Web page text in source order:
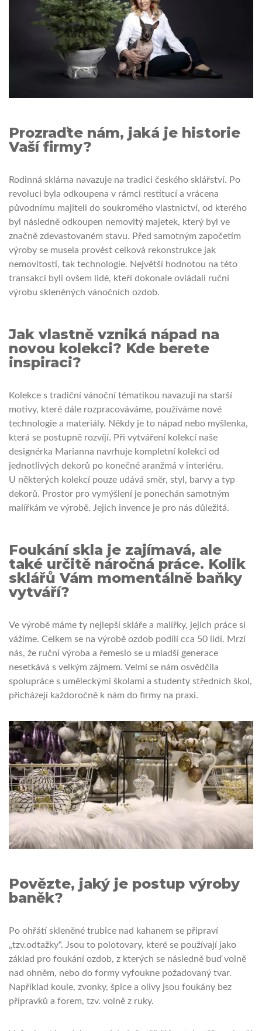
Prozraďte nám, jaká je historie
Vaší firmy?
Rodinná sklárna navazuje na tradici českého sklářství. Po
revoluci byla odkoupena v rámci restitucí a vrácena
původnímu majiteli do soukromého vlastnictví, od kterého
byl následně odkoupen nemovitý majetek, který byl ve
značně zdevastovaném stavu. Před samotným započetím
výroby se musela provést celková rekonstrukce jak
nemovitostí, tak technologie. Největší hodnotou na této
transakci byli ovšem lidé, kteří dokonale ovládali ruční
výrobu skleněných vánočních ozdob.
Jak vlastně vzniká nápad na
novou kolekci? Kde berete
inspiraci?
Kolekce s tradiční vánoční tématikou navazují na starší
motivy, které dále rozpracováváme, používáme nové
technologie a materiály. Někdy je to nápad nebo myšlenka,
která se postupně rozvíjí. Při vytváření kolekcí naše
designérka Marianna navrhuje kompletní kolekci od
jednotlivých dekorů po konečné aranžmá v interiéru.
U některých kolekcí pouze udává směr, styl, barvy a typ
dekorů. Prostor pro vymýšlení je ponechán samotným
malířkám ve výrobě. Jejich invence je pro nás důležitá.
Foukání skla je zajímavá, ale
také určitě náročná práce. Kolik
sklářů Vám momentálně baňky
vytváří?
Ve výrobě máme ty nejlepší skláře a malířky, jejich práce si
vážíme. Celkem se na výrobě ozdob podílí cca 50 lidí. Mrzí
nás, že ruční výroba a řemeslo se u mladší generace
nesetkává s velkým zájmem. Velmi se nám osvědčila
spolupráce s uměleckými školami a studenty středních škol,
přicházejí každoročně k nám do firmy na praxi.
Povězte, jaký je postup výroby
baněk?
Po ohřátí skleněné trubice nad kahanem se připraví
„tzv.odtažky“. Jsou to polotovary, které se používají jako
základ pro foukání ozdob, z kterých se následně buď volně
nad ohněm, nebo do formy vyfoukne požadovaný tvar.
Například koule, zvonky, špice a olivy jsou foukány bez
přípravků a forem, tzv. volně z ruky.